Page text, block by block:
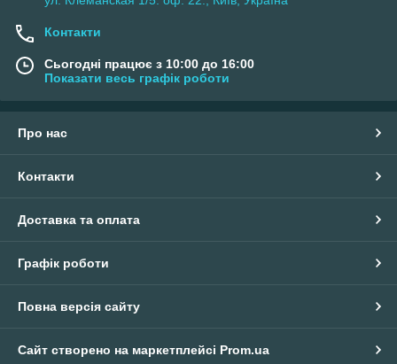
Контакти
Сьогодні працює з 10:00 до 16:00
Показати весь графік роботи
Про нас
Контакти
Доставка та оплата
Графік роботи
Повна версія сайту
Сайт створено на маркетплейсі Prom.ua